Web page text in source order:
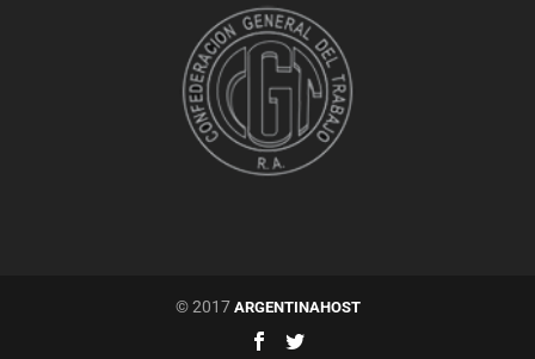
© 2017 ARGENTINAHOST